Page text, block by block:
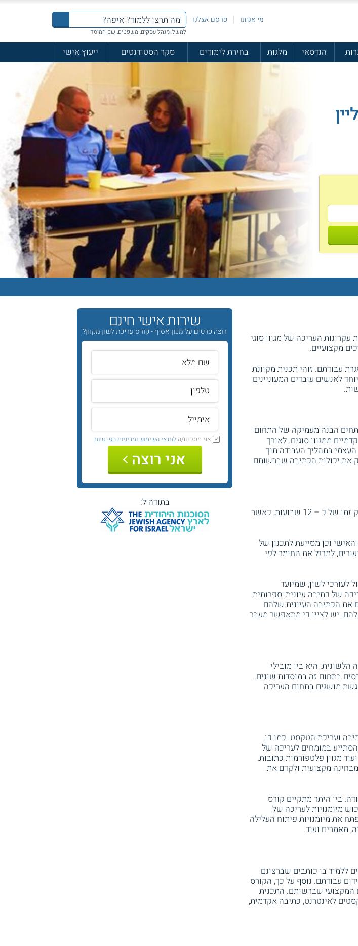
מי אנחנו פרסם אצלנו
למשל: מנהל עסקים, משפטים, שם המוסד
הנדסאי מלגות בחירת לימודים סקר הסטודנטים
ייעוץ אישי
עקרונות העריכה של מגוון סוגי
מקצועיים.
עבודתם. זוהי תכנית מקוונת
לאנשים עובדים המעוניינים
הבנה מעמיקה של התחום
ממגוון סוגים. לאורך
בתהליך העבודה תוך
את יכולות הכתיבה שברשותם
, היקפו 60 שעות אקדמיות. ניתן להשלימו תוך פרק זמן של כ – 12 שבועות, כאשר
וכן מסייעת לתכנון של
לתרגל את החומר לפי
לעורכי לשון, שמיועד
של כתיבה עיונית, ספרותית
את הכתיבה העיונית שלהם
יש לציין כי מתאפשר מעבר
היא בין מובילי
בתחום זה במוסדות שונים.
מושגים בתחום העריכה
הכתיבה ועריכת הטקסט. כמו כן,
במומחים לעריכה של
מגוון פלטפורמות כתובות.
מקצועית ולקדם את
בין היתר מתקיים קורס
מיומנויות לעריכה של
את מיומנויות פיתוח העלילה
מאמרים ועוד.
ללמוד בו כותבים שברצונם
עבודתם. נוסף על כך, הקורס
המקצועי שברשותם. התכנית
לאינטרנט, כתיבה אקדמית,
שירות אישי חינם
רוצה פרטים על מכון אסיף - קורס עריכת לשון מקוון?
אני מסכים/הלתנאי השימוש ומדיניות הפרטיות
אני רוצה
בתודה ל: